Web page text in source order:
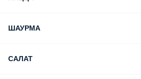
ШАУРМА
САЛАТ